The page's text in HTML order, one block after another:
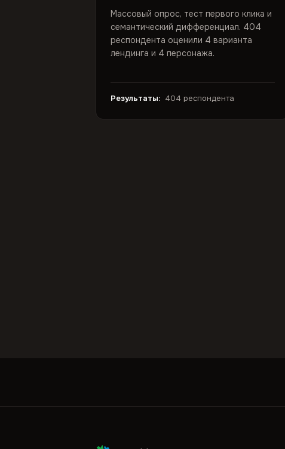
Массовый опрос, тест первого клика и
семантический дифференциал. 404
респондента оценили 4 варианта
лендинга и 4 персонажа.
Результаты: 404 респондента